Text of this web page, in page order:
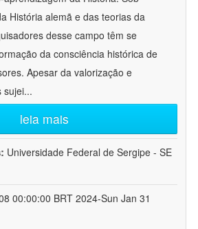
História alemã e das teorias da
desse campo têm se
da consciência histórica de
Apesar da valorização e
sujei...
leia mais
Universidade Federal de Sergipe - SE
00:00:00 BRT 2024-Sun Jan 31